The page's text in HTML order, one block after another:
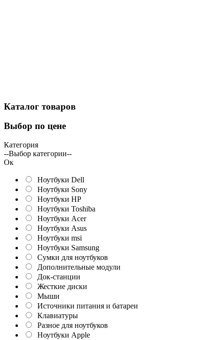
Каталог товаров
Выбор по цене
Категория
--Выбор категории--
Ок
Ноутбуки Dell
Ноутбуки Sony
Ноутбуки HP
Ноутбуки Toshiba
Ноутбуки Acer
Ноутбуки Asus
Ноутбуки msi
Ноутбуки Samsung
Сумки для ноутбуков
Дополнительные модули
Док-станции
Жесткие диски
Мыши
Источники питания и батареи
Клавиатуры
Разное для ноутбуков
Ноутбуки Apple